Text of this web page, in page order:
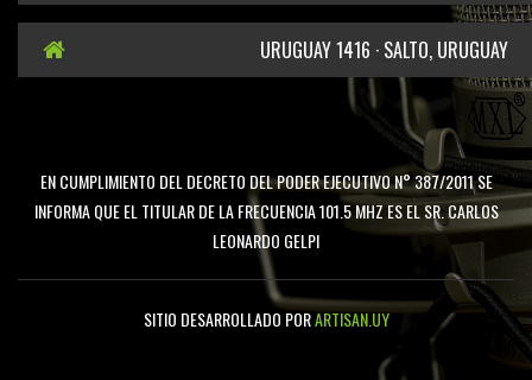
URUGUAY 1416 · SALTO, URUGUAY
EN CUMPLIMIENTO DEL DECRETO DEL PODER EJECUTIVO N° 387/2011 SE
INFORMA QUE EL TITULAR DE LA FRECUENCIA 101.5 MHZ ES EL SR. CARLOS
LEONARDO GELPI
SITIO DESARROLLADO PORARTISAN.UY